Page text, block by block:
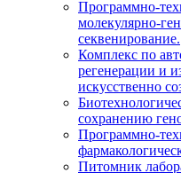
Программно-
молекулярно-
секвенирование.
Комплекс по
регенерации и
искусственно
сохранению
Программно-
Питомник